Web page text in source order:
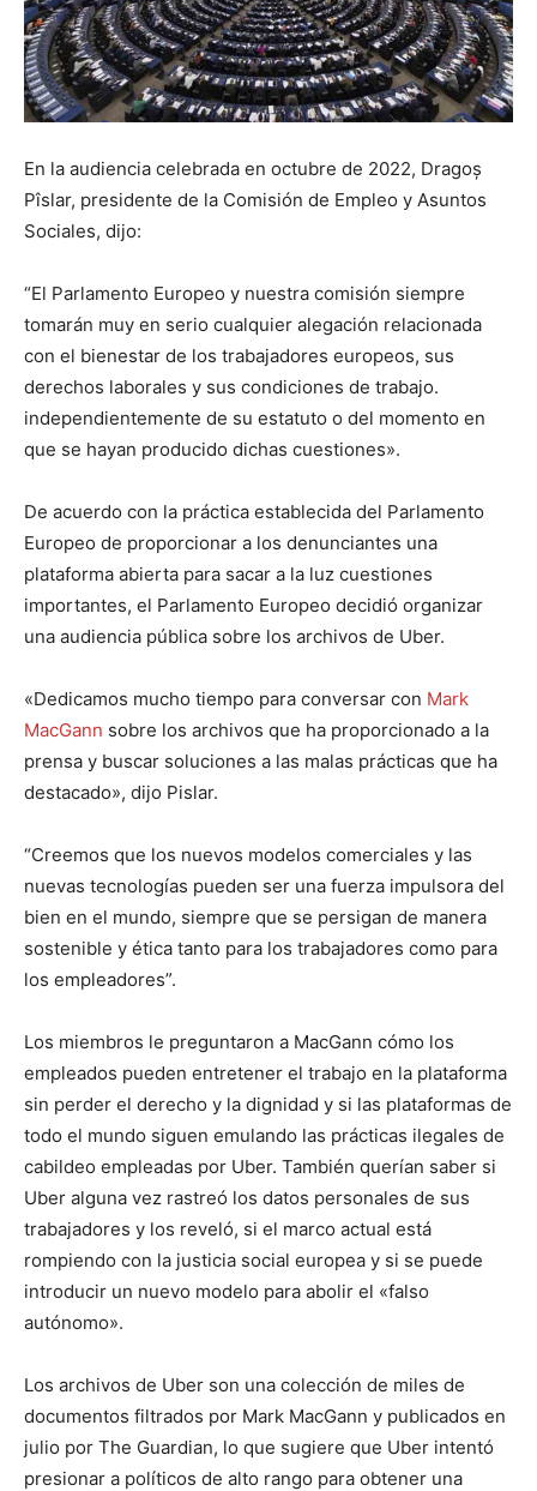
En la audiencia celebrada en octubre de 2022, Dragoș
Pîslar, presidente de la Comisión de Empleo y Asuntos
Sociales, dijo:
“El Parlamento Europeo y nuestra comisión siempre
tomarán muy en serio cualquier alegación relacionada
con el bienestar de los trabajadores europeos, sus
derechos laborales y sus condiciones de trabajo.
independientemente de su estatuto o del momento en
que se hayan producido dichas cuestiones».
De acuerdo con la práctica establecida del Parlamento
Europeo de proporcionar a los denunciantes una
plataforma abierta para sacar a la luz cuestiones
importantes, el Parlamento Europeo decidió organizar
una audiencia pública sobre los archivos de Uber.
«Dedicamos mucho tiempo para conversar con Mark
MacGann sobre los archivos que ha proporcionado a la
prensa y buscar soluciones a las malas prácticas que ha
destacado», dijo Pislar.
“Creemos que los nuevos modelos comerciales y las
nuevas tecnologías pueden ser una fuerza impulsora del
bien en el mundo, siempre que se persigan de manera
sostenible y ética tanto para los trabajadores como para
los empleadores”.
Los miembros le preguntaron a MacGann cómo los
empleados pueden entretener el trabajo en la plataforma
sin perder el derecho y la dignidad y si las plataformas de
todo el mundo siguen emulando las prácticas ilegales de
cabildeo empleadas por Uber. También querían saber si
Uber alguna vez rastreó los datos personales de sus
trabajadores y los reveló, si el marco actual está
rompiendo con la justicia social europea y si se puede
introducir un nuevo modelo para abolir el «falso
autónomo».
Los archivos de Uber son una colección de miles de
documentos filtrados por Mark MacGann y publicados en
julio por The Guardian, lo que sugiere que Uber intentó
presionar a políticos de alto rango para obtener una